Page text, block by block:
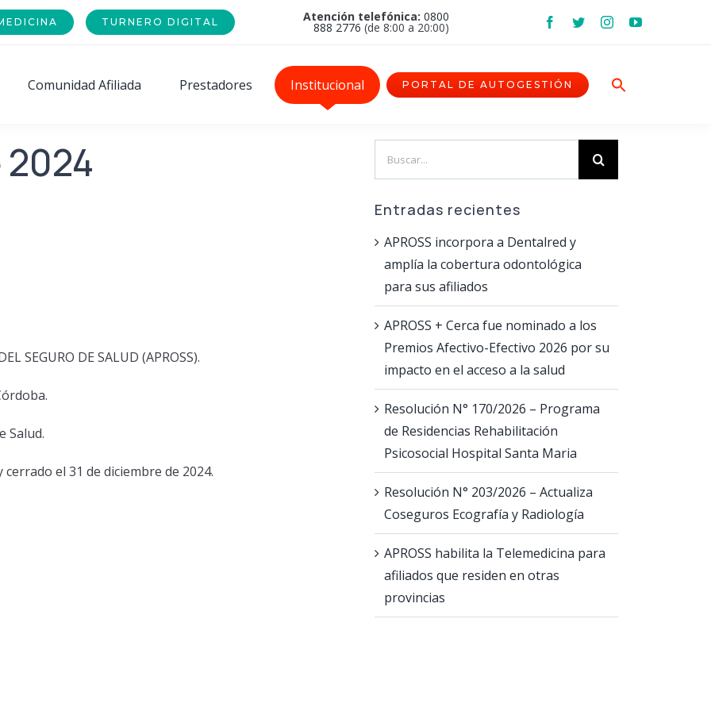
TURNERO DIGITAL Atención telefónica: 0800
888 2776 (de 8:00 a 20:00)
Comunidad Afiliada Prestadores Institucional PORTAL DE AUTOGESTIÓN
SEGURO DE SALUD (APROSS).
Salud.
el 31 de diciembre de 2024.
Entradas recientes
APROSS incorpora a Dentalred y
amplía la cobertura odontológica
para sus afiliados
APROSS + Cerca fue nominado a los
Premios Afectivo-Efectivo 2026 por su
impacto en el acceso a la salud
Resolución N° 170/2026 – Programa
de Residencias Rehabilitación
Psicosocial Hospital Santa Maria
Resolución N° 203/2026 – Actualiza
Coseguros Ecografía y Radiología
APROSS habilita la Telemedicina para
afiliados que residen en otras
provincias